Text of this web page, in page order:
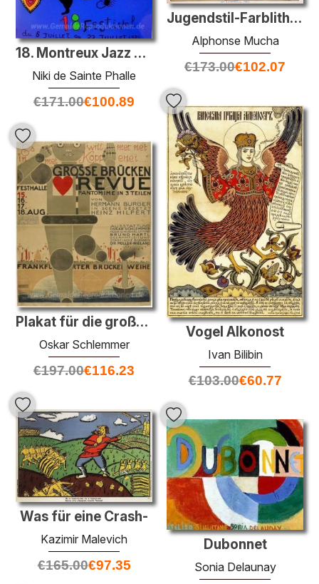
Jugendstil-Farblithographie Plakat, das einen sitzenden Frau umk
Alphonse Mucha
€173.00€102.07
18. Montreux Jazz Festival (Plakat)
Niki de Sainte Phalle
€171.00€100.89
Vogel Alkonost
Ivan Bilibin
€103.00€60.77
Plakat für die große Brücke Revue (Große Brücken Revue)
Oskar Schlemmer
€197.00€116.23
Was für eine Crash-
Kazimir Malevich
€165.00€97.35
Dubonnet
Sonia Delaunay